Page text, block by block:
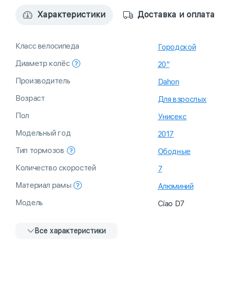
Характеристики Доставка и оплата
Класс велосипеда
Городской
Диаметр колёс
20"
Производитель
Dahon
Возраст
Для взрослых
Пол
Унисекс
Модельный год
2017
Тип тормозов
Ободные
Количество скоростей
7
Материал рамы
Алюминий
Модель
Ciao D7
Все характеристики